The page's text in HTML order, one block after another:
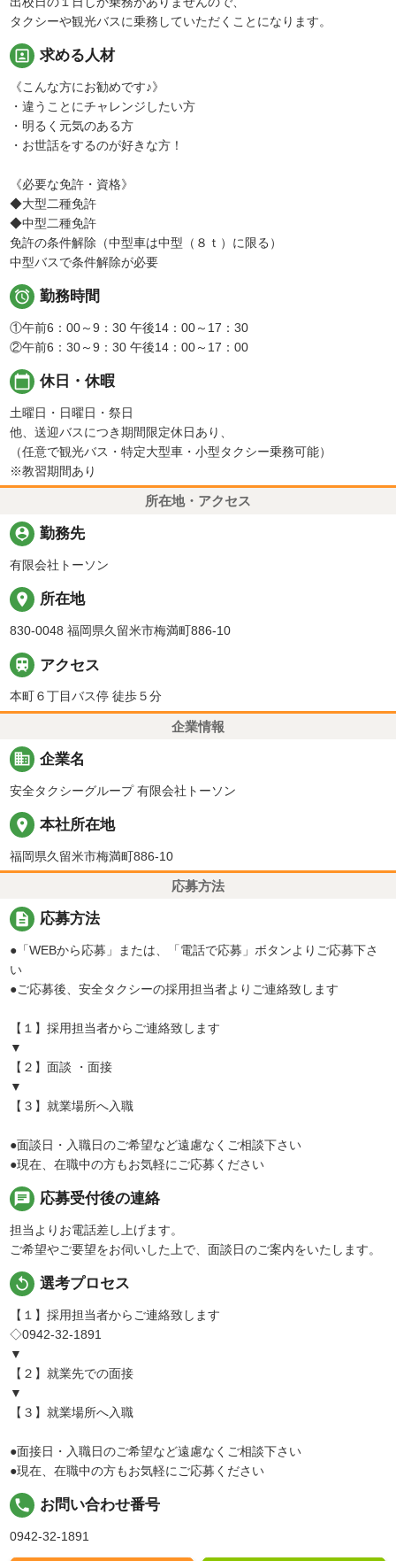
タクシーや観光バスに乗務していただくことになります。
portrait 求める人材
《こんな方にお勧めです♪》
・違うことにチャレンジしたい方
・明るく元気のある方
・お世話をするのが好きな方！
《必要な免許・資格》
◆大型二種免許
◆中型二種免許
免許の条件解除（中型車は中型（８ｔ）に限る）
中型バスで条件解除が必要
 勤務時間
①午前6：00～9：30 午後14：00～17：30
②午前6：30～9：30 午後14：00～17：00
calendar_today 休日・休暇
土曜日・日曜日・祭日
他、送迎バスにつき期間限定休日あり、
（任意で観光バス・特定大型車・小型タクシー乗務可能）
※教習期間あり
所在地・アクセス
person_pin 勤務先
有限会社トーソン
place 所在地
830-0048 福岡県久留米市梅満町886-10
 アクセス
本町６丁目バス停 徒歩５分
企業情報
business 企業名
安全タクシーグループ 有限会社トーソン
place 本社所在地
福岡県久留米市梅満町886-10
応募方法
description 応募方法
●「WEBから応募」または、「電話で応募」ボタンよりご応募下さ
い
●ご応募後、安全タクシーの採用担当者よりご連絡致します
【１】採用担当者からご連絡致します
▼
【２】面談 ・面接
▼
【３】就業場所へ入職
●面談日・入職日のご希望など遠慮なくご相談下さい
●現在、在職中の方もお気軽にご応募ください
chat 応募受付後の連絡
担当よりお電話差し上げます。
ご希望やご要望をお伺いした上で、面談日のご案内をいたします。
replay 選考プロセス
【１】採用担当者からご連絡致します
◇0942-32-1891
▼
【２】就業先での面接
▼
【３】就業場所へ入職
●面接日・入職日のご希望など遠慮なくご相談下さい
●現在、在職中の方もお気軽にご応募ください
local_phone お問い合わせ番号
0942-32-1891